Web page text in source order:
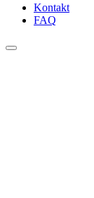
Kontakt
FAQ